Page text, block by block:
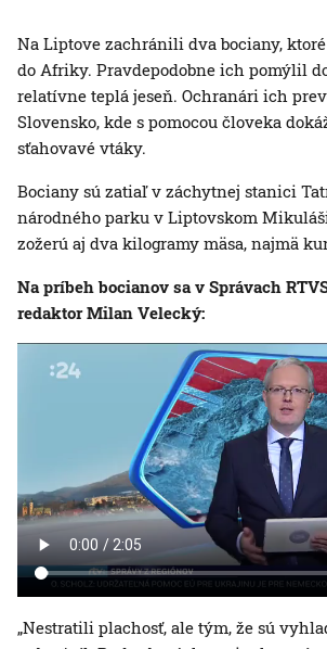
Na Liptove zachránili dva bociany,
do Afriky. Pravdepodobne ich pomýlil
relatívne teplá jeseň. Ochranári ich
Slovensko, kde s pomocou človeka
sťahovavé vtáky.
Bociany sú zatiaľ v záchytnej stanici
národného parku v Liptovskom
zožerú aj dva kilogramy mäsa, najmä
Na príbeh bocianov sa v Správach
redaktor Milan Velecký:
„Nestratili plachosť, ale tým, že sú